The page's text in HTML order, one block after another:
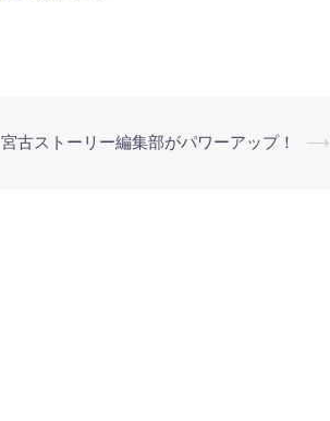
宮古ストーリー編集部がパワーアップ！ ⟶